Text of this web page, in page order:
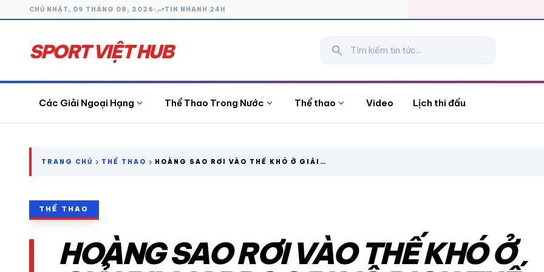
CHỦ NHẬT, 09 THÁNG 08, 2026 trending_upTIN NHANH 24H
SPORT VIỆT HUB search
Các Giải Ngoại Hạng expand_more Thể Thao Trong Nước expand_more Thể thao expand_more Video Lịch thi đấu
THỂ THAO
TRANG CHỦ chevron_right THỂ THAO chevron_right HOÀNG SAO RƠI VÀO THẾ KHÓ Ở GIẢI
THỂ THAO
HOÀNG SAO RƠI VÀO THẾ KHÓ Ở